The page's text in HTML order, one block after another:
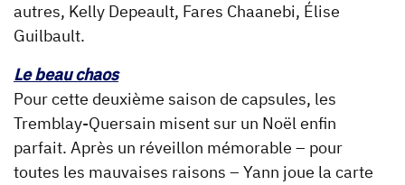
autres, Kelly Depeault, Fares Chaanebi, Élise
Guilbault.
Le beau chaos
Pour cette deuxième saison de capsules, les
Tremblay-Quersain misent sur un Noël enfin
parfait. Après un réveillon mémorable – pour
toutes les mauvaises raisons – Yann joue la carte